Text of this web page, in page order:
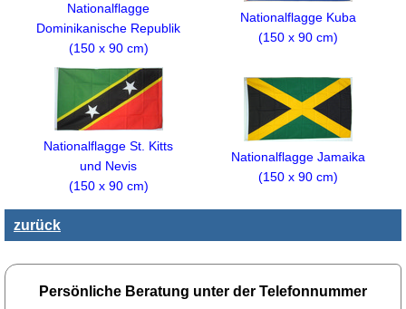
Nationalflagge
Dominikanische Republik
(150 x 90 cm)
Nationalflagge Kuba
(150 x 90 cm)
Nationalflagge St. Kitts
und Nevis
(150 x 90 cm)
Nationalflagge Jamaika
(150 x 90 cm)
zurück
Persönliche Beratung unter der Telefonnummer